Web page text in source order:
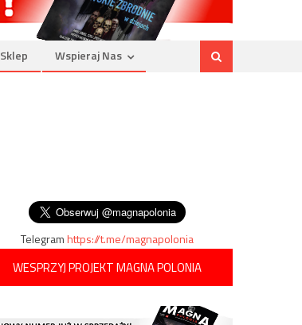
Sklep Wspieraj Nas
Telegramhttps://t.me/magnapolonia
WESPRZYJ PROJEKT MAGNA POLONIA